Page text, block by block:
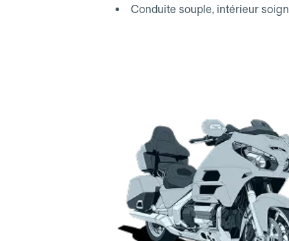
Conduite souple, intérieur